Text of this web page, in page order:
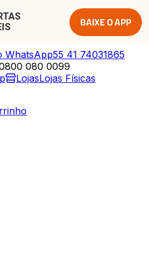
BAIXE O APP
WhatsApp55 41 74031865
080 0099
LojasLojas Físicas